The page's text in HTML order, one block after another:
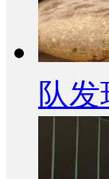
队